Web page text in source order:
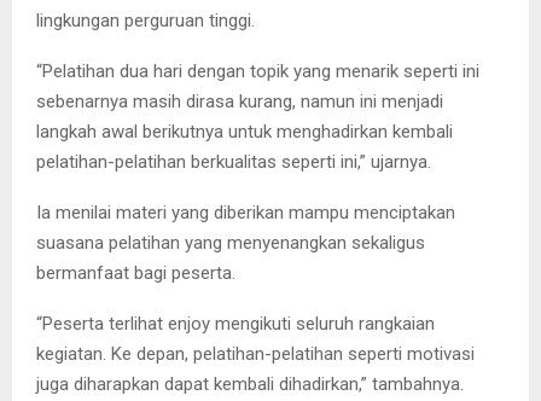
lingkungan perguruan tinggi.
“Pelatihan dua hari dengan topik yang menarik seperti ini
sebenarnya masih dirasa kurang, namun ini menjadi
langkah awal berikutnya untuk menghadirkan kembali
pelatihan-pelatihan berkualitas seperti ini,” ujarnya.
Ia menilai materi yang diberikan mampu menciptakan
suasana pelatihan yang menyenangkan sekaligus
bermanfaat bagi peserta.
“Peserta terlihat enjoy mengikuti seluruh rangkaian
kegiatan. Ke depan, pelatihan-pelatihan seperti motivasi
juga diharapkan dapat kembali dihadirkan,” tambahnya.